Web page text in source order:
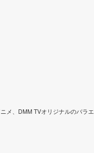
メ、DMM TVオリジナルのバラエ